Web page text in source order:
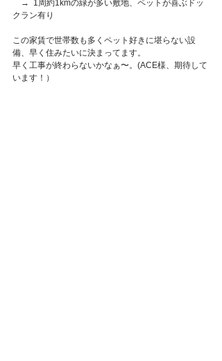
クラン有り
この家賃で世帯数も多くペット好きに堪らない設
備、早く住みたいに決まってます。
早く工事が終わらないかなぁ〜。(ACE様、期待して
います！）